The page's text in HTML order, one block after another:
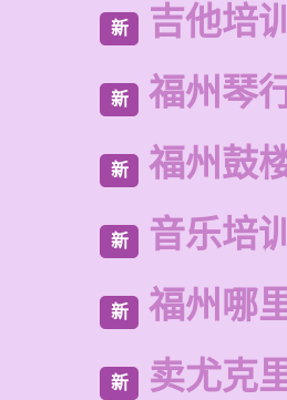
新 吉他培
新 福州琴
新 福州鼓
新 音乐培
新 福州哪
新 卖尤克